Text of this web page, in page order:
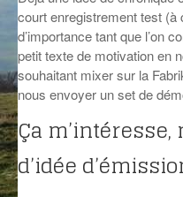
GROOVE N SUN
IL ÉTAIT UNE FOIS
L’ASTUCE DE LA PORTE
PLUS DE MIX
court enregistrement test (à
d’importance tant que l’on
petit texte de motivation en
souhaitant mixer sur la
nous envoyer un set de
Ça
d’idée